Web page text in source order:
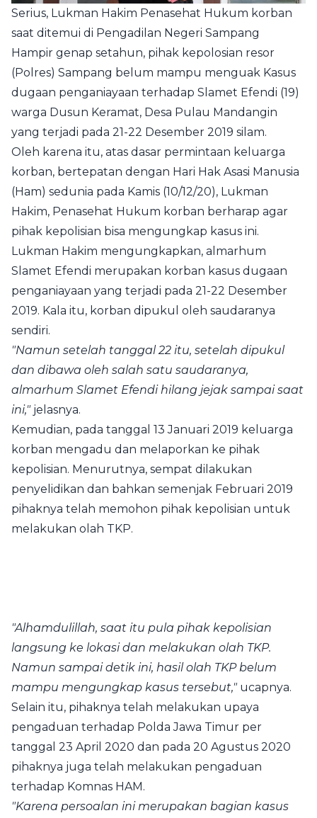
Serius, Lukman Hakim Penasehat Hukum korban
saat ditemui di Pengadilan Negeri Sampang
Hampir genap setahun, pihak kepolosian resor
(Polres) Sampang belum mampu menguak Kasus
dugaan penganiayaan terhadap Slamet Efendi (19)
warga Dusun Keramat, Desa Pulau Mandangin
yang terjadi pada 21-22 Desember 2019 silam.
Oleh karena itu, atas dasar permintaan keluarga
korban, bertepatan dengan Hari Hak Asasi Manusia
(Ham) sedunia pada Kamis (10/12/20), Lukman
Hakim, Penasehat Hukum korban berharap agar
pihak kepolisian bisa mengungkap kasus ini.
Lukman Hakim mengungkapkan, almarhum
Slamet Efendi merupakan korban kasus dugaan
penganiayaan yang terjadi pada 21-22 Desember
2019. Kala itu, korban dipukul oleh saudaranya
sendiri.
"Namun setelah tanggal 22 itu, setelah dipukul
dan dibawa oleh salah satu saudaranya,
almarhum Slamet Efendi hilang jejak sampai saat
ini," jelasnya.
Kemudian, pada tanggal 13 Januari 2019 keluarga
korban mengadu dan melaporkan ke pihak
kepolisian. Menurutnya, sempat dilakukan
penyelidikan dan bahkan semenjak Februari 2019
pihaknya telah memohon pihak kepolisian untuk
melakukan olah TKP.
"Alhamdulillah, saat itu pula pihak kepolisian
langsung ke lokasi dan melakukan olah TKP.
Namun sampai detik ini, hasil olah TKP belum
mampu mengungkap kasus tersebut,"ucapnya.
Selain itu, pihaknya telah melakukan upaya
pengaduan terhadap Polda Jawa Timur per
tanggal 23 April 2020 dan pada 20 Agustus 2020
pihaknya juga telah melakukan pengaduan
terhadap Komnas HAM.
"Karena persoalan ini merupakan bagian kasus